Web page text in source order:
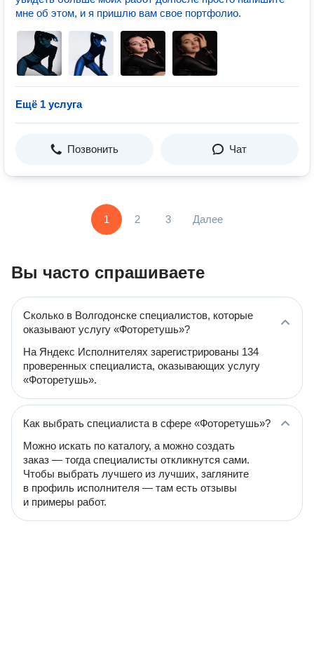
мне об этом, и я пришлю вам свое портфолио.
Ещё 1 услуга
Позвонить Чат
1 2 3 Далее
Вы часто спрашиваете
Сколько в Волгодонске специалистов, которые
оказывают услугу «Фоторетушь»?
На Яндекс Исполнителях зарегистрированы 134
проверенных специалиста, оказывающих услугу
«Фоторетушь».
Как выбрать специалиста в сфере «Фоторетушь»?
Можно искать по каталогу, а можно создать
заказ — тогда специалисты откликнутся сами.
Чтобы выбрать лучшего из лучших, загляните
в профиль исполнителя — там есть отзывы
и примеры работ.